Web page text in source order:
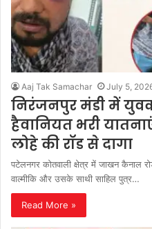
Aaj Tak Samachar July 5,
निरंजनपुर मंडी में
हैवानियत भरी
लोहे की रॉड से दागा
पटेलनगर कोतवाली क्षेत्र में जाखन कैनाल
वाल्मीकि और उसके साथी साहिल पुत्र…
Read More »